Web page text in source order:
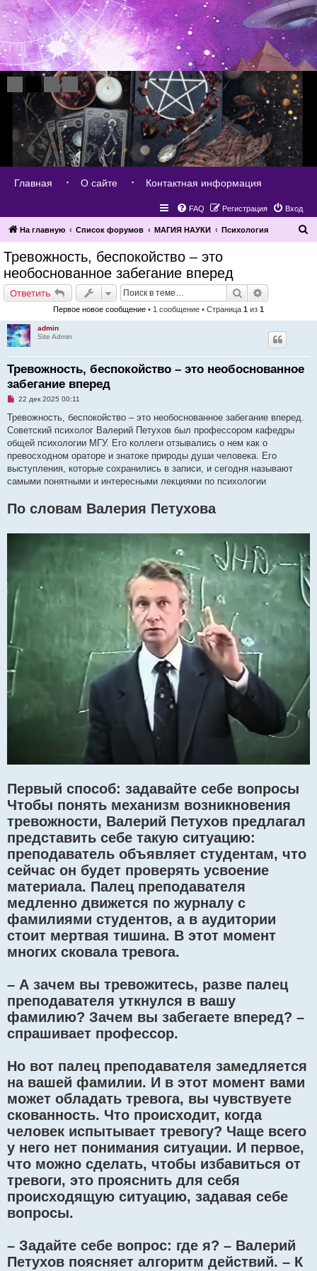
Главная О сайте Контактная информация
Вход
Регистрация
FAQ
На главную Список форумов МАГИЯ НАУКИ Психология
Тревожность, беспокойство – это
необоснованное забегание вперед
Ответить Поиск
Первое новое сообщение • 1 сообщение • Страница 1 из 1
admin
Site Admin
Тревожность, беспокойство – это необоснованное
забегание вперед
Н
п
о
ч
т
а
н
с
б
22 дек 2025 00:11
Тревожность, беспокойство – это необоснованное забегание вперед.
Советский психолог Валерий Петухов был профессором кафедры
общей психологии МГУ. Его коллеги отзывались о нем как о
превосходном ораторе и знатоке природы души человека. Его
выступления, которые сохранились в записи, и сегодня называют
самыми понятными и интересными лекциями по психологии
По словам Валерия Петухова
Первый способ: задавайте себе вопросы
Чтобы понять механизм возникновения
тревожности, Валерий Петухов предлагал
представить себе такую ситуацию:
преподаватель объявляет студентам, что
сейчас он будет проверять усвоение
материала. Палец преподавателя
медленно движется по журналу с
фамилиями студентов, а в аудитории
стоит мертвая тишина. В этот момент
многих сковала тревога.
– А зачем вы тревожитесь, разве палец
преподавателя уткнулся в вашу
фамилию? Зачем вы забегаете вперед? –
спрашивает профессор.
Но вот палец преподавателя замедляется
на вашей фамилии. И в этот момент вами
может обладать тревога, вы чувствуете
скованность. Что происходит, когда
человек испытывает тревогу? Чаще всего
у него нет понимания ситуации. И первое,
что можно сделать, чтобы избавиться от
тревоги, это прояснить для себя
происходящую ситуацию, задавая себе
вопросы.
– Задайте себе вопрос: где я? – Валерий
Петухов поясняет алгоритм действий. – К